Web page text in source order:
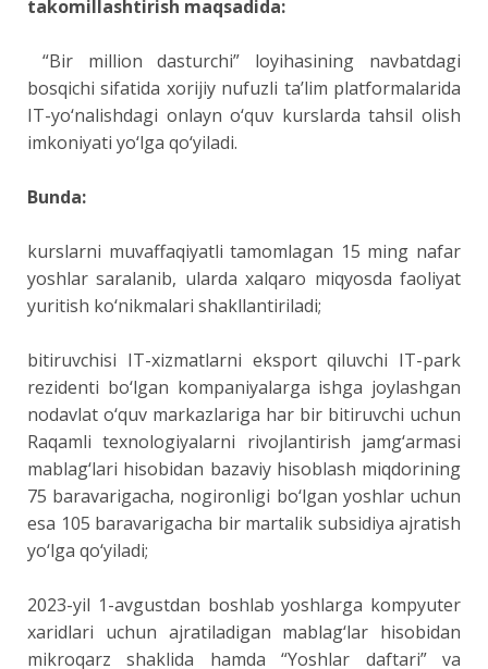
takomillashtirish maqsadida:
“Bir million dasturchi” loyihasining navbatdagi
bosqichi sifatida xorijiy nufuzli ta’lim platformalarida
IT-yo‘nalishdagi onlayn o‘quv kurslarda tahsil olish
imkoniyati yo‘lga qo‘yiladi.
Bunda:
kurslarni muvaffaqiyatli tamomlagan 15 ming nafar
yoshlar saralanib, ularda xalqaro miqyosda faoliyat
yuritish ko‘nikmalari shakllantiriladi;
bitiruvchisi IT-xizmatlarni eksport qiluvchi IT-park
rezidenti bo‘lgan kompaniyalarga ishga joylashgan
nodavlat o‘quv markazlariga har bir bitiruvchi uchun
Raqamli texnologiyalarni rivojlantirish jamg‘armasi
mablag‘lari hisobidan bazaviy hisoblash miqdorining
75 baravarigacha, nogironligi bo‘lgan yoshlar uchun
esa 105 baravarigacha bir martalik subsidiya ajratish
yo‘lga qo‘yiladi;
2023-yil 1-avgustdan boshlab yoshlarga kompyuter
xaridlari uchun ajratiladigan mablag‘lar hisobidan
mikroqarz shaklida hamda “Yoshlar daftari” va